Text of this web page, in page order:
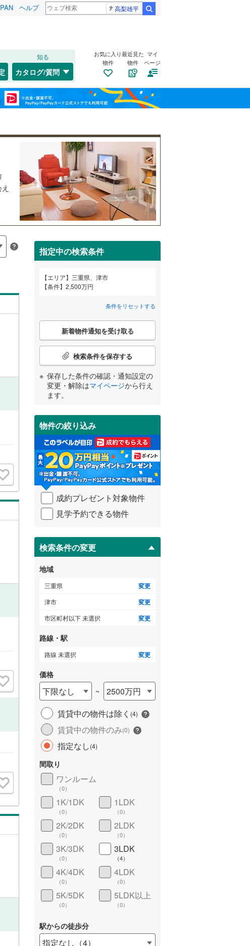
ヘルプ 高梨雄平
知る
カタログ/質問
お気に入り
物件
最近見た
物件
マイ
ページ
指定中の検索条件
エリア
三重県、津市
条件
2,500万円
条件をリセットする
こ
検
条
件
受
け
取
る
・
条
件
を
イ
ペ
ジ
に
保
存
す
る
新着物件通知を受け取る
検索条件を保存する
保存した条件の確認・通知設定の
変更・解除はマイページから行え
ます。
物件の絞り込み
成約プレゼント対象物件
見学予約できる物件
検索条件の変更
地域
三重県 変更
津市 変更
市区町村以下 未選択 変更
路線・駅
路線 未選択 変更
価格
下限なし ~
2500万円
賃貸中の物件は除く (4)
賃貸中の物件のみ(0)
指定なし(4)
間取り
ワンルーム
（0）
1K/1DK
（0）
1LDK
（0）
2K/2DK
（0）
2LDK
（0）
3K/3DK
（0）
3LDK
（4）
4K/4DK
（0）
4LDK
（0）
5K/5DK
（0）
5LDK以上
（0）
駅からの徒歩分
指定なし （4）
福島
和歌山
鹿児島
条件をリセットする
伊勢市(3)
鈴鹿市(5)
いなべ市(0)
桑名郡木曽岬町(0)
三重郡朝日町(0)
多気郡明和町(0)
度会郡度会町(0)
北牟婁郡紀北町(0)
条件をリセットする
条件をリセットする
名松線(0)
草津線(0)
三岐鉄道三岐線(0)
近鉄鈴鹿線(0)
条件をリセットする
条件をリセットする
自転車置き場（
バイク置き場 （2）
防犯カメラ（0）
2階以上（4）
最上階（1）
制震構造（0）
低層マンション（4階建て以
下）（1
小学校まで1km以内（0）
ゲストルーム（0）
ＴＶモニタ付インターホン
（3）
ワイドバルコニー
条件をリセットする
。